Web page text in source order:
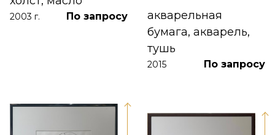
2003 г. По запросу
акварельная
бумага, акварель,
тушь
2015 По запросу